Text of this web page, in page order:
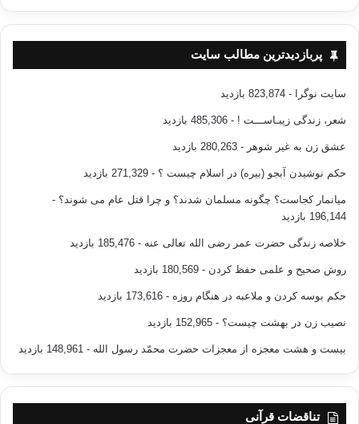
پربازدیدترین مطالب سایت
سایت نوگرا - 823,874 بازدید
شعر، زندگی زیبـاســـت ! - 485,306 بازدید
عشق زن به غیر شوهر - 280,263 بازدید
حکم نوشیدن آبجو (بیره) در اسلام چیست ؟ - 271,329 بازدید
میانمار کجاست؟ چگونه مسلمان شدند؟ و چرا قتل عام می شوند؟ -
196,144 بازدید
خلاصه زندگی حضرت عمر رضی الله تعالی عنه - 185,476 بازدید
روش صحیح و علمی حفظ کردن - 180,569 بازدید
حکم بوسه کردن و ملاعبه در هنگام روزه - 173,616 بازدید
نصیب زن در بهشت چیست؟ - 152,965 بازدید
بیست و هشت معجزه از معجزات حضرت محمّد رسول الله - 148,961 بازدید
تناقضات قرآنی